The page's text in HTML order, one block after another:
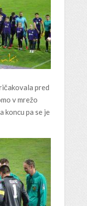
pred
v mrežo
koncu pa se je